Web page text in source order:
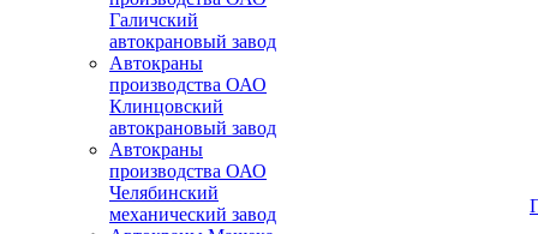
Галичский
автокрановый завод
Автокраны
производства ОАО
Клинцовский
автокрановый завод
Автокраны
производства ОАО
Челябинский
механический завод